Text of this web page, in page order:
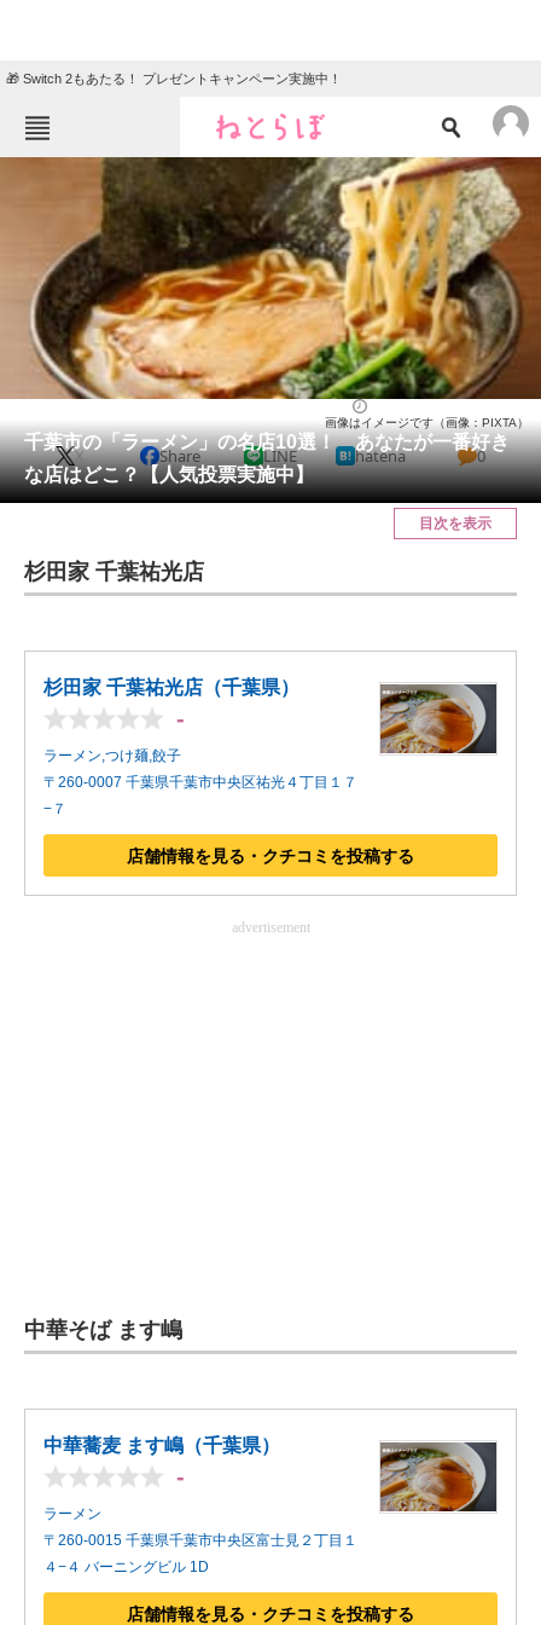
🎁 Switch 2もあたる！ プレゼントキャンペーン実施中！
ねとらぼメニュー
ニュース
エンタメ クイズ
グルメ 地域
住まい 教育・育児
リサーチ
会員記事
メディア
ITの今と未来を見通す
進化するPCとデバイスの未来
好きが集まる 比べて選べる
ビジネスと働き方のヒント
AI活用のいまが分かる
エレクトロニクス専門サイト
建設×テクノロジーの最前線
千葉市の「ラーメン」の名店10選！ あなたが一番好き
な店はどこ？【人気投票実施中】
画像はイメージです（画像：PIXTA）
X Share LINE hatena 0
目次を表示
杉田家 千葉祐光店
杉田家 千葉祐光店（千葉県）
-
ラーメン,つけ麺,餃子
〒260-0007 千葉県千葉市中央区祐光４丁目１７
−７
店舗情報を見る・クチコミを投稿する
advertisement
中華そば ます嶋
中華蕎麦 ます嶋（千葉県）
-
ラーメン
〒260-0015 千葉県千葉市中央区富士見２丁目１
４−４ バーニングビル 1D
店舗情報を見る・クチコミを投稿する